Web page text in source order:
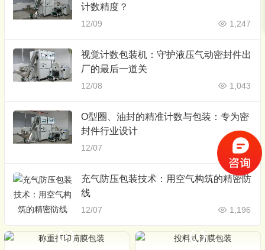
计数精度？
12/09 1,247
视觉计数包装机：守护液压气动密封件出
厂的最后一道关
12/08 1,043
O型圈、油封的精准计数与包装：专为密
封件行业设计
12/07 1,131
充气防压包装技术：用空气构筑的精密防
线
12/07 1,196